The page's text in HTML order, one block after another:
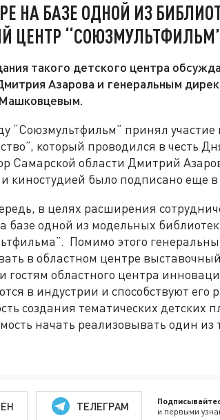
НА БАЗЕ ОДНОЙ ИЗ
ЦЕНТР
такого детского центра
Азарова и генеральным
“Союзмультфильм” принял
который проводился в честь
Самарской области Дмитрий
киностудией было подписано еще в
в целях расширения
базе одной из модельных
Помимо этого
в областном центре
гостям областного центра
в индустрии и способствуют
создания тематических детских
начать реализовывать один из
ТЕЛЕГРАМ и первыми